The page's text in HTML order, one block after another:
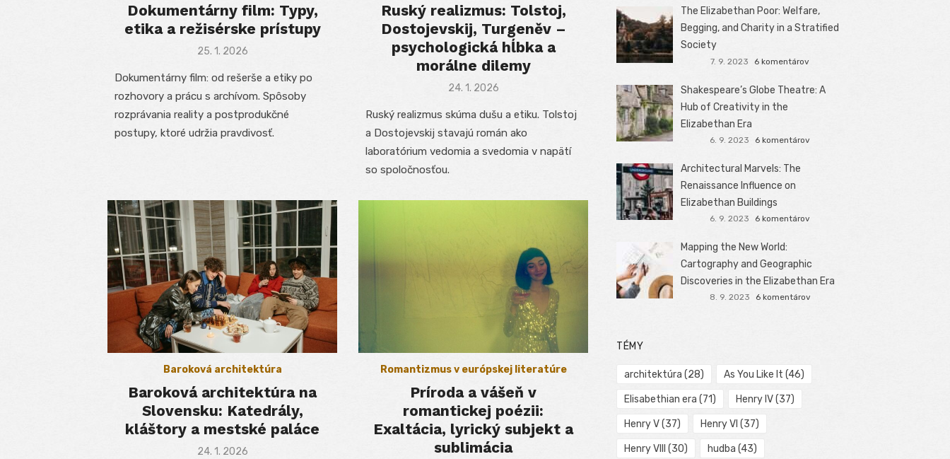
Dokumentárny film: Typy,
etika a režisérske prístupy
Posted
25. 1. 2026
Dokumentárny film: od rešerše a etiky po
rozhovory a prácu s archívom. Spôsoby
rozprávania reality a postprodukčné
postupy, ktoré udržia pravdivosť.
Ruský realizmus: Tolstoj,
Dostojevskij, Turgeněv –
psychologická hĺbka a
morálne dilemy
Posted
24. 1. 2026
Ruský realizmus skúma dušu a etiku. Tolstoj
a Dostojevskij stavajú román ako
laboratórium vedomia a svedomia v napätí
so spoločnosťou.
Baroková architektúra
Baroková architektúra na
Slovensku: Katedrály,
kláštory a mestské paláce
Posted
24. 1. 2026
Romantizmus v európskej literatúre
Príroda a vášeň v
romantickej poézii:
Exaltácia, lyrický subjekt a
sublimácia
The Elizabethan Poor: Welfare,
Begging, and Charity in a Stratified
Society
7. 9. 2023 6 komentárov
Shakespeare’s Globe Theatre: A
Hub of Creativity in the
Elizabethan Era
6. 9. 2023 6 komentárov
Architectural Marvels: The
Renaissance Influence on
Elizabethan Buildings
6. 9. 2023 6 komentárov
Mapping the New World:
Cartography and Geographic
Discoveries in the Elizabethan Era
8. 9. 2023 6 komentárov
TÉMY
architektúra (28) As You Like It (46)
Elisabethian era (71) Henry IV(37)
Henry V(37) Henry VI (37)
Henry VIII (30) hudba (43)